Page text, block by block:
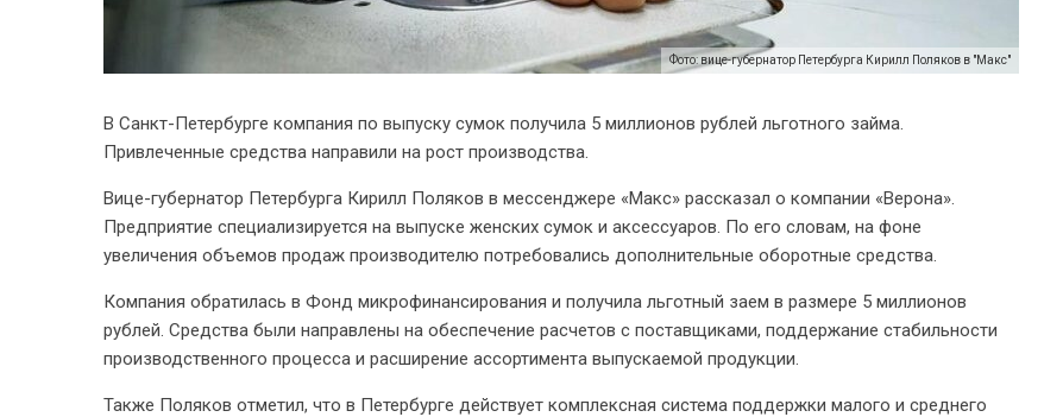
Фото: вице-губернатор Петербурга Кирилл Поляков в "Макс"
В Санкт-Петербурге компания по выпуску сумок получила 5 миллионов рублей льготного займа.
Привлеченные средства направили на рост производства.
Вице-губернатор Петербурга Кирилл Поляков в мессенджере «Макс» рассказал о компании «Верона».
Предприятие специализируется на выпуске женских сумок и аксессуаров. По его словам, на фоне
увеличения объемов продаж производителю потребовались дополнительные оборотные средства.
Компания обратилась в Фонд микрофинансирования и получила льготный заем в размере 5 миллионов
рублей. Средства были направлены на обеспечение расчетов с поставщиками, поддержание стабильности
производственного процесса и расширение ассортимента выпускаемой продукции.
Также Поляков отметил, что в Петербурге действует комплексная система поддержки малого и среднего